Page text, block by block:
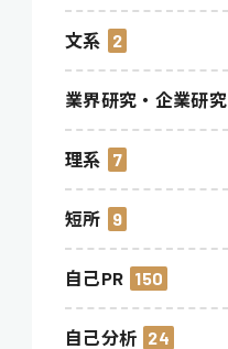
文系 2
業界研究・企業研究
理系 7
短所 9
自己PR 150
自己分析 24